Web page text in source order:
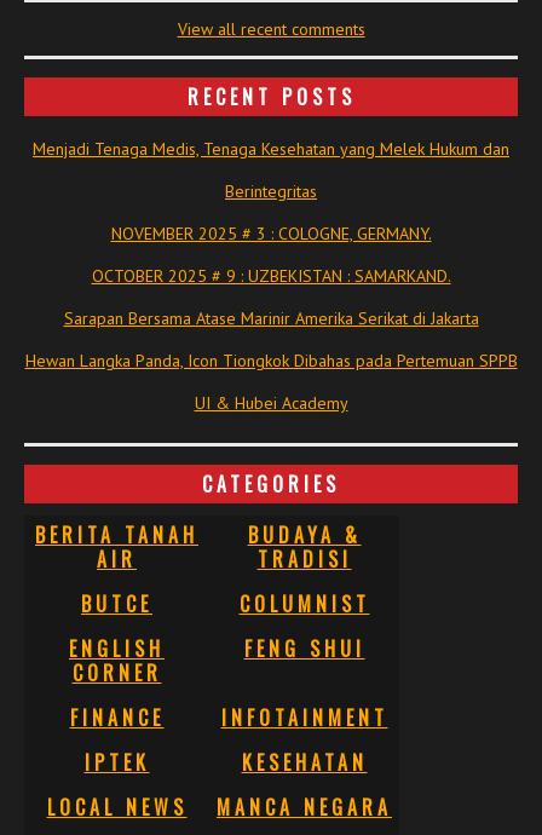
View all recent comments
RECENT POSTS
Menjadi Tenaga Medis, Tenaga Kesehatan yang Melek Hukum dan
Berintegritas
NOVEMBER 2025 # 3 : COLOGNE, GERMANY.
OCTOBER 2025 # 9 : UZBEKISTAN : SAMARKAND.
Sarapan Bersama Atase Marinir Amerika Serikat di Jakarta
Hewan Langka Panda, Icon Tiongkok Dibahas pada Pertemuan SPPB
UI & Hubei Academy
CATEGORIES
BERITA TANAH
AIR
BUDAYA &
TRADISI
BUTCE
COLUMNIST
ENGLISH
CORNER
FENG SHUI
FINANCE
INFOTAINMENT
IPTEK
KESEHATAN
LOCAL NEWS
MANCA NEGARA